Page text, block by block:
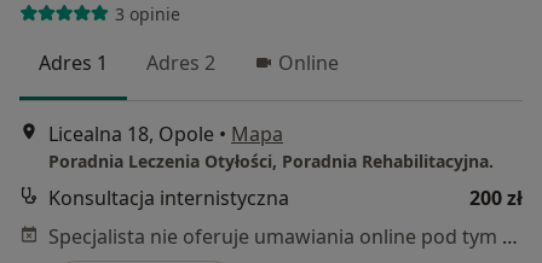
3 opinie
Adres 1 Adres 2 Online
Licealna 18, Opole • Mapa
Poradnia Leczenia Otyłości, Poradnia Rehabilitacyjna.
Konsultacja internistyczna
200 zł
Specjalista nie oferuje umawiania online pod tym adresem.